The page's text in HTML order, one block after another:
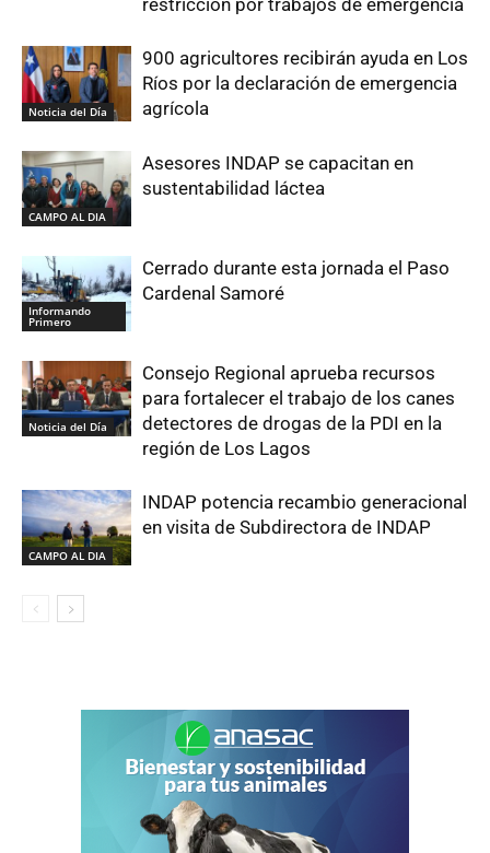
restricción por trabajos de emergencia
Noticia del Día
900 agricultores recibirán ayuda en Los
Ríos por la declaración de emergencia
agrícola
CAMPO AL DIA
Asesores INDAP se capacitan en
sustentabilidad láctea
Informando
Primero
Cerrado durante esta jornada el Paso
Cardenal Samoré
Noticia del Día
Consejo Regional aprueba recursos
para fortalecer el trabajo de los canes
detectores de drogas de la PDI en la
región de Los Lagos
CAMPO AL DIA
INDAP potencia recambio generacional
en visita de Subdirectora de INDAP